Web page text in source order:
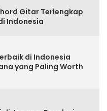
Gitar Terlengkap
Indonesia
di Indonesia
yang Paling Worth